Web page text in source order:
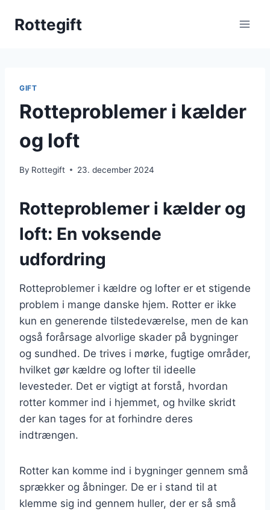
Rottegift
GIFT
Rotteproblemer i kælder
og loft
By Rottegift 23. december 2024
Rotteproblemer i kælder og
loft: En voksende
udfordring
Rotteproblemer i kældre og lofter er et stigende
problem i mange danske hjem. Rotter er ikke
kun en generende tilstedeværelse, men de kan
også forårsage alvorlige skader på bygninger
og sundhed. De trives i mørke, fugtige områder,
hvilket gør kældre og lofter til ideelle
levesteder. Det er vigtigt at forstå, hvordan
rotter kommer ind i hjemmet, og hvilke skridt
der kan tages for at forhindre deres
indtrængen.
Rotter kan komme ind i bygninger gennem små
sprækker og åbninger. De er i stand til at
klemme sig ind gennem huller, der er så små